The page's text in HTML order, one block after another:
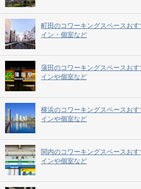
町田のコワーキングスペースお
イン・個室など
蒲田のコワーキングスペースお
インや個室など
横浜のコワーキングスペースお
インや個室など
関内のコワーキングスペースお
インや個室など